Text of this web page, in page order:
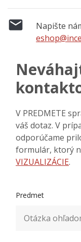

Napište
V PREDMETE
váš dotaz. V
odporúčame
formulár, ktorý
VIZUALIZÁCIE.
Predmet